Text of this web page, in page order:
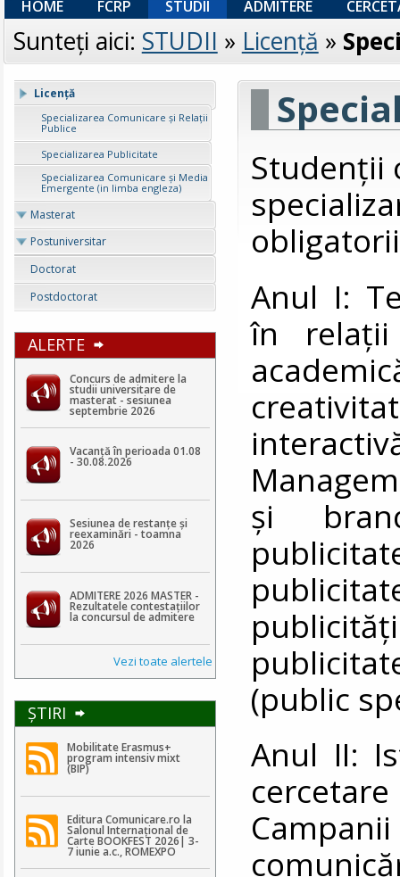
HOME FCRP STUDII ADMITERE
Sunteţi aici: STUDII » Licenţă »
Licenţă
Specializarea Comunicare și Relații
Publice
Specializarea Publicitate
Specializarea Comunicare și Media
Emergente (in limba engleza)
Masterat
Postuniversitar
Doctorat
Postdoctorat
ALERTE
Concurs de admitere la
studii universitare de
masterat - sesiunea
septembrie 2026
Vacanță în perioada 01.08
- 30.08.2026
Sesiunea de restanțe și
reexaminări - toamna
2026
ADMITERE 2026 MASTER -
Rezultatele contestaţiilor
la concursul de admitere
Vezi toate alertele
ŞTIRI
Mobilitate Erasmus+
program intensiv mixt
(BIP)
Editura Comunicare.ro la
Salonul Internațional de
Carte BOOKFEST 2026| 3-
7 iunie a.c., ROMEXPO
Studenții
Anul I:
în relații
și
(public
Anul II: